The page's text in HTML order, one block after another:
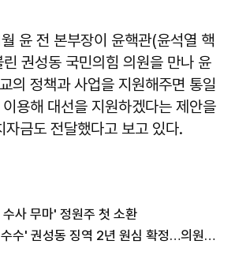
윤 전 본부장이 윤핵관(윤석열 핵
권성동 국민의힘 의원을 만나 윤
의 정책과 사업을 지원해주면 통일
용해 대선을 지원하겠다는 제안을
자금도 전달했다고 보고 있다.
사 무마' 정원주 첫 소환
대법, '통일교 1억 수수' 권성동 징역 2년 원심 확정…의원직 상실